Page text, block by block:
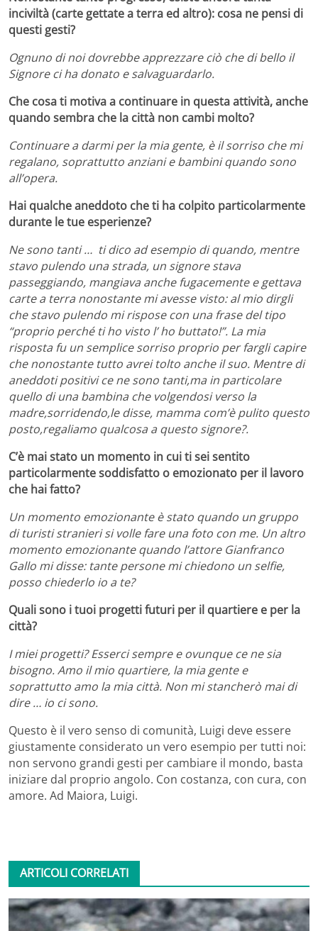
inciviltà (carte gettate a terra ed altro): cosa ne pensi di
questi gesti?
Ognuno di noi dovrebbe apprezzare ciò che di bello il
Signore ci ha donato e salvaguardarlo.
Che cosa ti motiva a continuare in questa attività, anche
quando sembra che la città non cambi molto?
Continuare a darmi per la mia gente, è il sorriso che mi
regalano, soprattutto anziani e bambini quando sono
all’opera.
Hai qualche aneddoto che ti ha colpito particolarmente
durante le tue esperienze?
Ne sono tanti … ti dico ad esempio di quando, mentre
stavo pulendo una strada, un signore stava
passeggiando, mangiava anche fugacemente e gettava
carte a terra nonostante mi avesse visto: al mio dirgli
che stavo pulendo mi rispose con una frase del tipo
“proprio perché ti ho visto l’ ho buttato!”. La mia
risposta fu un semplice sorriso proprio per fargli capire
che nonostante tutto avrei tolto anche il suo. Mentre di
aneddoti positivi ce ne sono tanti,ma in particolare
quello di una bambina che volgendosi verso la
madre,sorridendo,le disse, mamma com’è pulito questo
posto,regaliamo qualcosa a questo signore?.
C’è mai stato un momento in cui ti sei sentito
particolarmente soddisfatto o emozionato per il lavoro
che hai fatto?
Un momento emozionante è stato quando un gruppo
di turisti stranieri si volle fare una foto con me. Un altro
momento emozionante quando l’attore Gianfranco
Gallo mi disse: tante persone mi chiedono un selfie,
posso chiederlo io a te?
Quali sono i tuoi progetti futuri per il quartiere e per la
città?
I miei progetti? Esserci sempre e ovunque ce ne sia
bisogno. Amo il mio quartiere, la mia gente e
soprattutto amo la mia città. Non mi stancherò mai di
dire … io ci sono.
Questo è il vero senso di comunità, Luigi deve essere
giustamente considerato un vero esempio per tutti noi:
non servono grandi gesti per cambiare il mondo, basta
iniziare dal proprio angolo. Con costanza, con cura, con
amore. Ad Maiora, Luigi.
ARTICOLI CORRELATI